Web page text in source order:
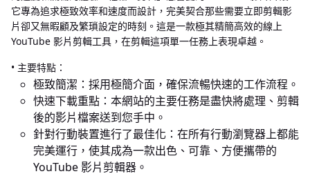
它專為追求極致效率和速度而設計，完美契合那些需要立即剪輯影
片卻又無暇顧及繁瑣設定的時刻。這是一款極其精簡高效的線上
YouTube 影片剪輯工具，在剪輯這項單一任務上表現卓越。
• 主要特點：
極致簡潔：採用極簡介面，確保流暢快速的工作流程。
快速下載重點：本網站的主要任務是盡快將處理、剪輯
後的影片檔案送到您手中。
針對行動裝置進行了最佳化：在所有行動瀏覽器上都能
完美運行，使其成為一款出色、可靠、方便攜帶的
YouTube 影片剪輯器。